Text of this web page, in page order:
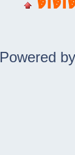
Powered